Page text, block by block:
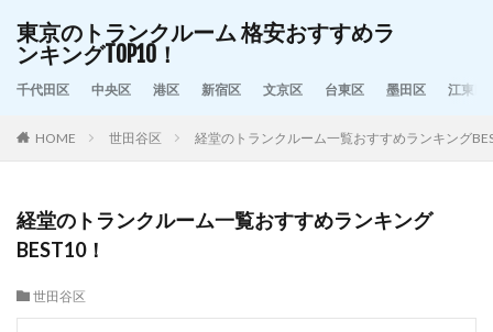
東京のトランクルーム 格安おすすめラ
ンキングTOP10！
千代田区 中央区 港区 新宿区 文京区 台東区 墨田区 江東区
HOME 世田谷区 経堂のトランクルーム一覧おすすめランキング
経堂のトランクルーム一覧おすすめランキング
BEST10！
世田谷区